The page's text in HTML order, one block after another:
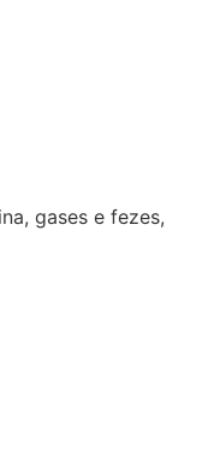
gases e fezes,